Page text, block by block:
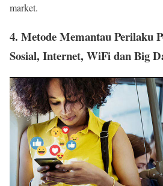
market.
4. Metode Memantau Perilaku
Sosial, Internet, WiFi dan Big